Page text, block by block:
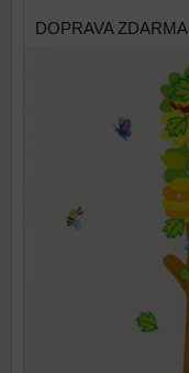
DOPRAVA ZDARMA